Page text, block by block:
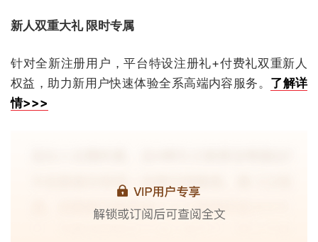
新人双重大礼 限时专属
针对全新注册用户，平台特设注册礼+付费礼双重新人
权益，助力新用户快速体验全系高端内容服务。 了解详
情>>>